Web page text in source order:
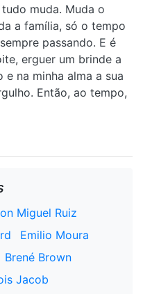
muda. Muda o
a família, só o tempo
passando. E é
erguer um brinde a
na minha alma a sua
Então, ao tempo,
Miguel Ruiz
Emilio Moura
Brené Brown
Jacob